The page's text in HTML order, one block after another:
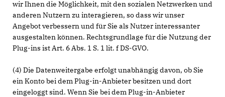
wir Ihnen die Möglichkeit, mit den sozialen Netzwerken und
anderen Nutzern zu interagieren, so dass wir unser
Angebot verbessern und für Sie als Nutzer interessanter
ausgestalten können. Rechtsgrundlage für die Nutzung der
Plug-ins ist Art. 6 Abs. 1 S. 1 lit. f DS-GVO.
(4) Die Datenweitergabe erfolgt unabhängig davon, ob Sie
ein Konto bei dem Plug-in-Anbieter besitzen und dort
eingeloggt sind. Wenn Sie bei dem Plug-in-Anbieter